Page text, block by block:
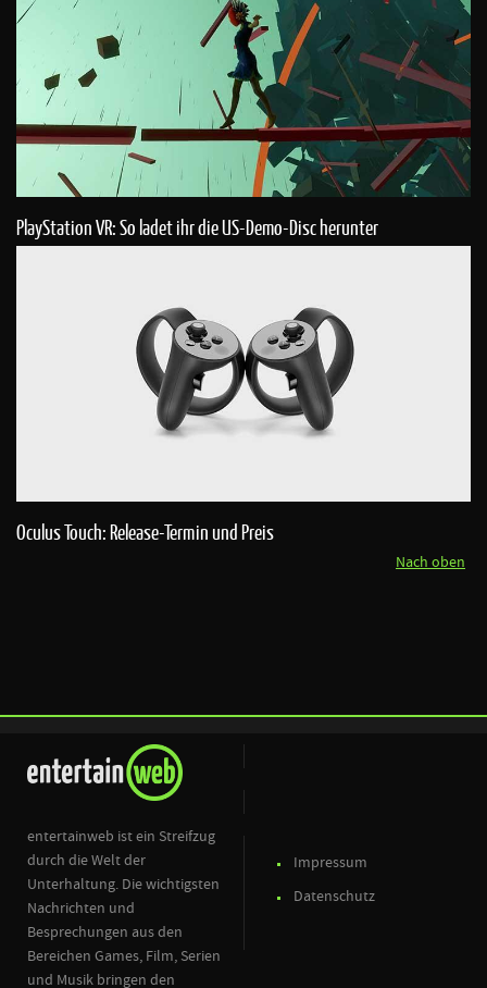
PlayStation VR: So ladet ihr die US-Demo-Disc herunter
Oculus Touch: Release-Termin und Preis
Nach oben
entertainweb ist ein Streifzug
durch die Welt der
Unterhaltung. Die wichtigsten
Nachrichten und
Besprechungen aus den
Bereichen Games, Film, Serien
und Musik bringen den
Impressum
Datenschutz